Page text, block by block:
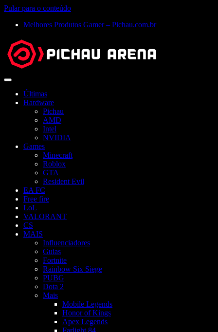
Pular para o conteúdo
Melhores Produtos Gamer – Pichau.com.br
Abrir
Últimas
Hardware
Pichau
AMD
Intel
NVIDIA
Games
Minecraft
Roblox
GTA
Resident Evil
EA FC
Free fire
LoL
VALORANT
CS
MAIS
Influenciadores
Guias
Fortnite
Rainbow Six Siege
PUBG
Dota 2
Mais
Mobile Legends
Honor of Kings
Apex Legends
Farlight 84